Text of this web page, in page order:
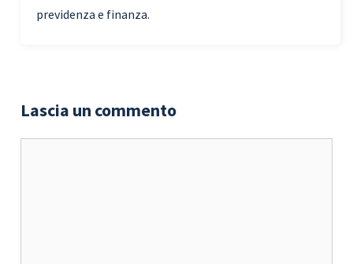
previdenza e finanza.
Lascia un commento